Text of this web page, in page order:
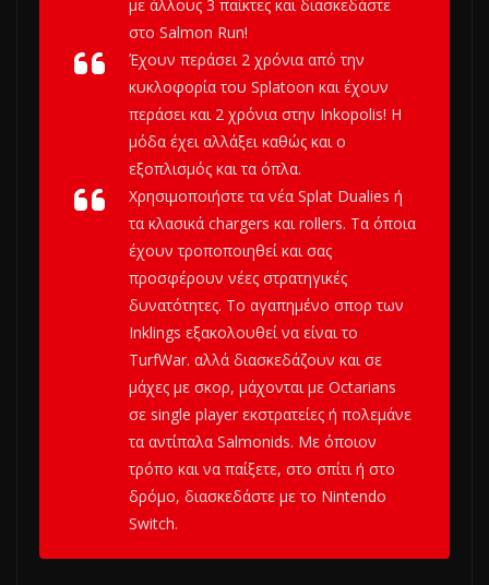
με άλλους 3 παίκτες και διασκεδάστε
στο Salmon Run!
Έχουν περάσει 2 χρόνια από την
κυκλοφορία του Splatoon και έχουν
περάσει και 2 χρόνια στην Inkopolis! Η
μόδα έχει αλλάξει καθώς και ο
εξοπλισμός και τα όπλα.
Χρησιμοποιήστε τα νέα Splat Dualies ή
τα κλασικά chargers και rollers. Τα όποια
έχουν τροποποιηθεί και σας
προσφέρουν νέες στρατηγικές
δυνατότητες. Το αγαπημένο σπορ των
Inklings εξακολουθεί να είναι το
TurfWar. αλλά διασκεδάζουν και σε
μάχες με σκορ, μάχονται με Octarians
σε single player εκστρατείες ή πολεμάνε
τα αντίπαλα Salmonids. Με όποιον
τρόπο και να παίξετε, στο σπίτι ή στο
δρόμο, διασκεδάστε με το Nintendo
Switch.